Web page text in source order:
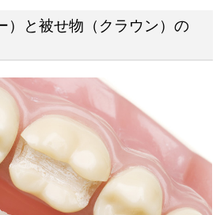
）と被せ物（クラウン）の